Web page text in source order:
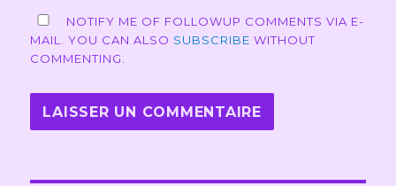
NOTIFY ME OF FOLLOWUP COMMENTS VIA E-
MAIL. YOU CAN ALSO SUBSCRIBE WITHOUT
COMMENTING.